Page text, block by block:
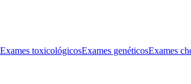
Exames toxicológicosExames genéticosExames